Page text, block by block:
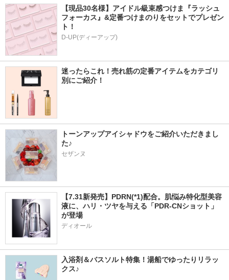
【現品30名様】アイドル級束感つけま『ラッシュ
フォーカス』&定番つけまのりをセットでプレゼン
ト！
D-UP(ディーアップ)
迷ったらこれ！売れ筋の定番アイテムをカテゴリ
別にご紹介！
トーンアップアイシャドウをご紹介いただきまし
た♪
セザンヌ
【7.31新発売】PDRN(*1)配合。肌悩み特化型美容
液に、ハリ・ツヤを与える「PDR-CNショット」
が登場
ディオール
入浴剤＆バスソルト特集！湯船でゆったりリラッ
クス♪